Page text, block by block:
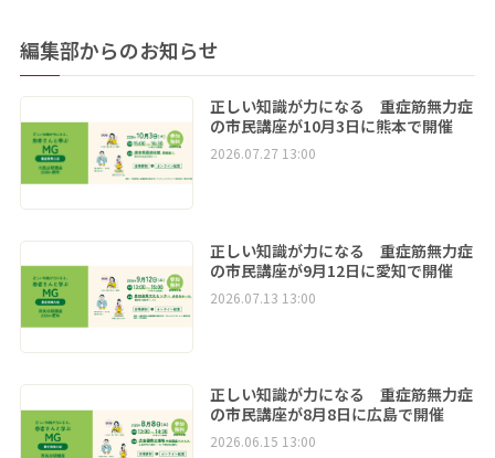
編集部からのお知らせ
正しい知識が力になる 重症筋無力症
の市民講座が10月3日に熊本で開催
2026.07.27 13:00
正しい知識が力になる 重症筋無力症
の市民講座が9月12日に愛知で開催
2026.07.13 13:00
正しい知識が力になる 重症筋無力症
の市民講座が8月8日に広島で開催
2026.06.15 13:00